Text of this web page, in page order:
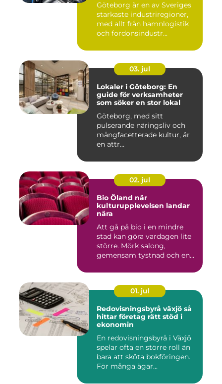
Göteborg är en av Sveriges
starkaste industriregioner,
med allt från hamnlogistik
och fordonsindustr...
03. jul
Lokaler i Göteborg: En
guide för verksamheter
som söker en stor lokal
Göteborg, med sitt
pulserande näringsliv och
mångfacetterade kultur, är
en attr...
02. jul
Bio Öland när
kulturupplevelsen landar
nära
Att gå på bio i en mindre
stad kan göra vardagen lite
större. Mörk salong,
gemensam tystnad och en
01. jul
Redovisningsbyrå växjö så
hittar företag rätt stöd i
ekonomin
En redovisningsbyrå i Växjö
spelar ofta en större roll än
bara att sköta bokföringen.
För många ägar...